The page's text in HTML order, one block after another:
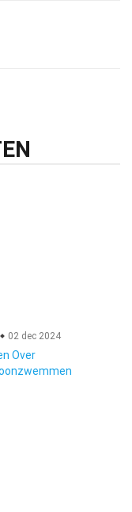
02 dec 2024
Over